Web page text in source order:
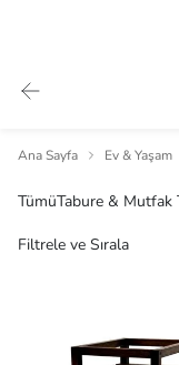
Ana Sayfa Ev & Yaşam
TümüTabure & Mutfak
Filtrele ve Sırala